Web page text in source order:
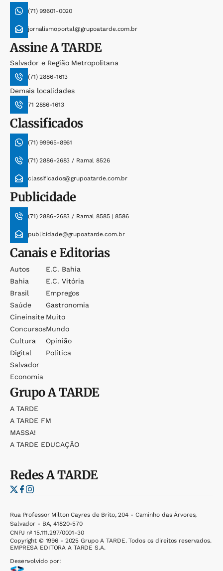
(71) 99601-0020
jornalismoportal@grupoatarde.com.br
AssineA TARDE
Salvador e Região Metropolitana
(71) 2886-1613
Demais localidades
71 2886-1613
Classificados
(71) 99965-8961
(71) 2886-2683 / Ramal 8526
classificados@grupoatarde.com.br
Publicidade
(71) 2886-2683 / Ramal 8585 | 8586
publicidade@grupoatarde.com.br
Canais e Editorias
Autos
Bahia
Brasil
Saúde
Cineinsite
Concursos
Cultura
Digital
Salvador
Economia
E.c. Bahia
E.c. Vitória
Empregos
Gastronomia
Muito
Mundo
Opinião
Política
GrupoA TARDE
A TARDE
A TARDE FM
MASSA!
A TARDE EDUCAÇÃO
RedesA TARDE
Rua Professor Milton Cayres de Brito, 204 - Caminho das Árvores,
Salvador - BA, 41820-570
CNPJ nº 15.111.297/0001-30
Copyright © 1996 - 2025 Grupo A TARDE. Todos os direitos reservados.
EMPRESA EDITORA A TARDE S.A.
Desenvolvido por: